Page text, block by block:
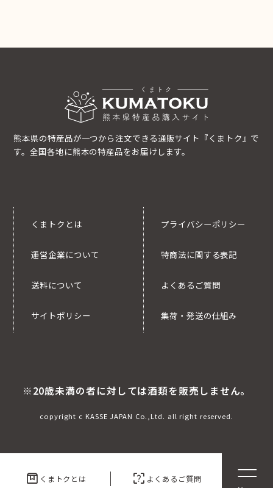
box くまトクとは indeterminate_question_box よくあるご質問
熊本県の特産品が一つから注文できる通販サイト『くまトク』で
す。全国各地に熊本の特産品をお届けします。
くまトクとは
運営企業について
送料について
サイトポリシー
プライバシーポリシー
特商法に関する表記
よくあるご質問
集荷・発送の仕組み
※20歳未満の者に対しては酒類を販売しません。
copyright c KASSE JAPAN Co.,Ltd. all right reserved.